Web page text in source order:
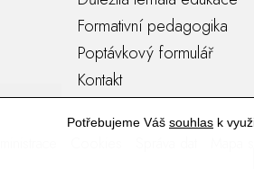
Formativní pedagogika
Poptávkový formulář
Kontakt
Mapa
Potřebujeme Váš souhlas k